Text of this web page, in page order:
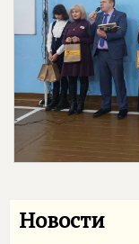
Новости